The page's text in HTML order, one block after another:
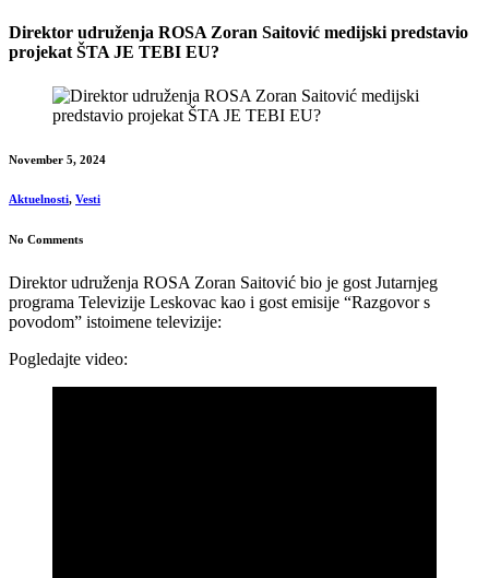
Direktor udruženja ROSA Zoran Saitović medijski predstavio
projekat ŠTA JE TEBI EU?
November 5, 2024
Aktuelnosti, Vesti
No Comments
Direktor udruženja ROSA Zoran Saitović bio je gost Jutarnjeg
programa Televizije Leskovac kao i gost emisije “Razgovor s
povodom” istoimene televizije:
Pogledajte video: